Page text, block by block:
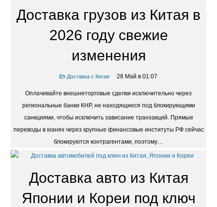
Доставка грузов из Китая в
2026 году свежие
изменения
Доставка с Китая 28 Май в 01:07
Оплачивайте внешнеторговые сделки исключительно через
региональные банки КНР, не находящиеся под блокирующими
санкциями, чтобы исключить зависание транзакций. Прямые
переводы в юанях через крупные финансовые институты РФ сейчас
блокируются контрагентами, поэтому…
Доставка авто из Китая
Японии и Кореи под ключ